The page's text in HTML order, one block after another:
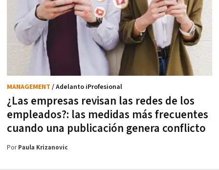
¿Las empresas revisan las redes de los
empleados?: las medidas más frecuentes
cuando una publicación genera conflicto
MANAGEMENT / Adelanto iProfesional
PorPaula Krizanovic